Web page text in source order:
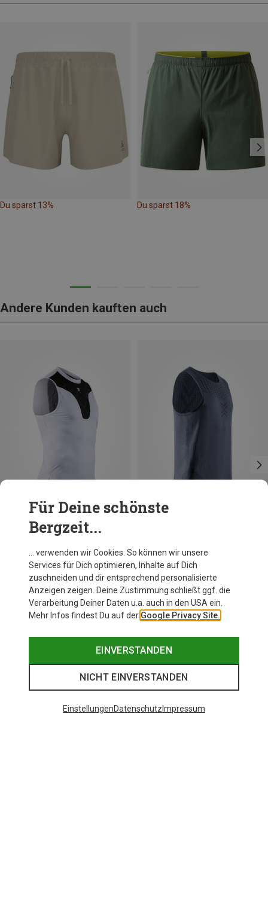
Du sparst 13% Du sparst 18%
Andere Kunden kauften auch
Du sparst 53%
Für Deine schönste
Bergzeit...
… verwenden wir Cookies. So können wir unsere
Services für Dich optimieren, Inhalte auf Dich
zuschneiden und dir entsprechend personalisierte
Anzeigen zeigen. Deine Zustimmung schließt ggf. die
Verarbeitung Deiner Daten u.a. auch in den USA ein.
Mehr Infos findest Du auf der Google Privacy Site.
EINVERSTANDEN
NICHT EINVERSTANDEN
EinstellungenDatenschutz Impressum